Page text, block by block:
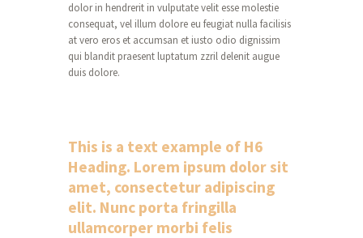
dolor in hendrerit in vulputate velit esse molestie
consequat, vel illum dolore eu feugiat nulla facilisis
at vero eros et accumsan et iusto odio dignissim
qui blandit praesent luptatum zzril delenit augue
duis dolore.
This is a text example of H6
Heading. Lorem ipsum dolor sit
amet, consectetur adipiscing
elit. Nunc porta fringilla
ullamcorper morbi felis